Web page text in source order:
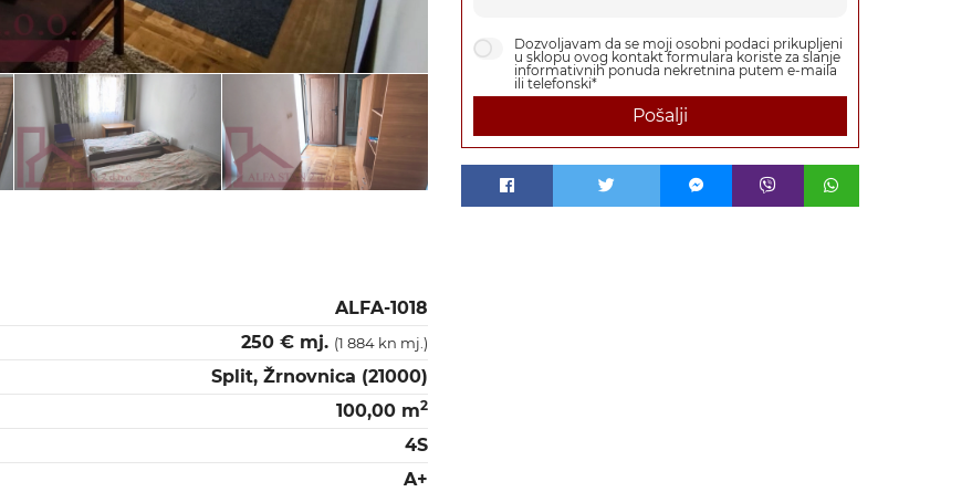
ALFA-1018
250 € mj. (1 884 kn mj.)
Split, Žrnovnica (21000)
100,00 m2
4S
A+
Dozvoljavam da se moji osobni podaci prikupljeni
u sklopu ovog kontakt formulara koriste za slanje
informativnih ponuda nekretnina putem e-maila
ili telefonski*
Pošalji